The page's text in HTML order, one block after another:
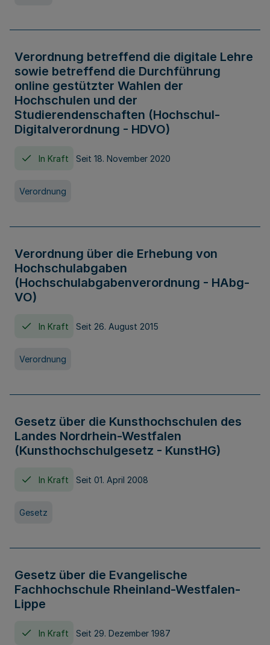
Verordnung betreffend die digitale Lehre
sowie betreffend die Durchführung
online gestützter Wahlen der
Hochschulen und der
Studierendenschaften (Hochschul-
Digitalverordnung - HDVO)
In Kraft Seit 18. November 2020
Verordnung
Verordnung über die Erhebung von
Hochschulabgaben
(Hochschulabgabenverordnung - HAbg-
VO)
In Kraft Seit 26. August 2015
Verordnung
Gesetz über die Kunsthochschulen des
Landes Nordrhein-Westfalen
(Kunsthochschulgesetz - KunstHG)
In Kraft Seit 01. April 2008
Gesetz
Gesetz über die Evangelische
Fachhochschule Rheinland-Westfalen-
Lippe
In Kraft Seit 29. Dezember 1987